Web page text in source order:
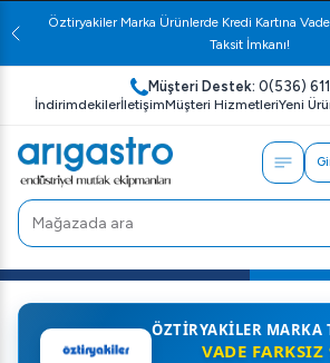
Öztiryakiler Marka Ürünlerde Kredi Kartına
Taksit İmkanı!
Müşteri Destek: 0(536)
İndirimdekilerİletişimMüşteri HizmetleriYeni
ÖZTIRYAKILER MARKA
VADE